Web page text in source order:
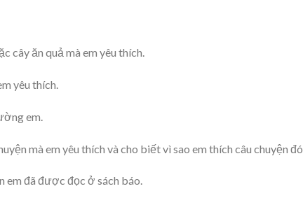
cây ăn quả mà em yêu thích.
yêu thích.
em.
mà em yêu thích và cho biết vì sao em thích câu chuyện đó.
em đã được đọc ở sách báo.